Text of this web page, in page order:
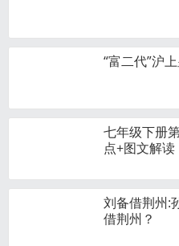
“富二代”沪
七年级下册
点+图文解读
刘备借荆州:
借荆州？